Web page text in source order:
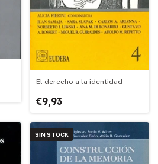
El derecho a la identidad
€9,93
SIN STOCK